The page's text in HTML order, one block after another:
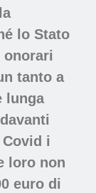
lo Stato
onorari
tanto a
lunga
i
loro non
euro di